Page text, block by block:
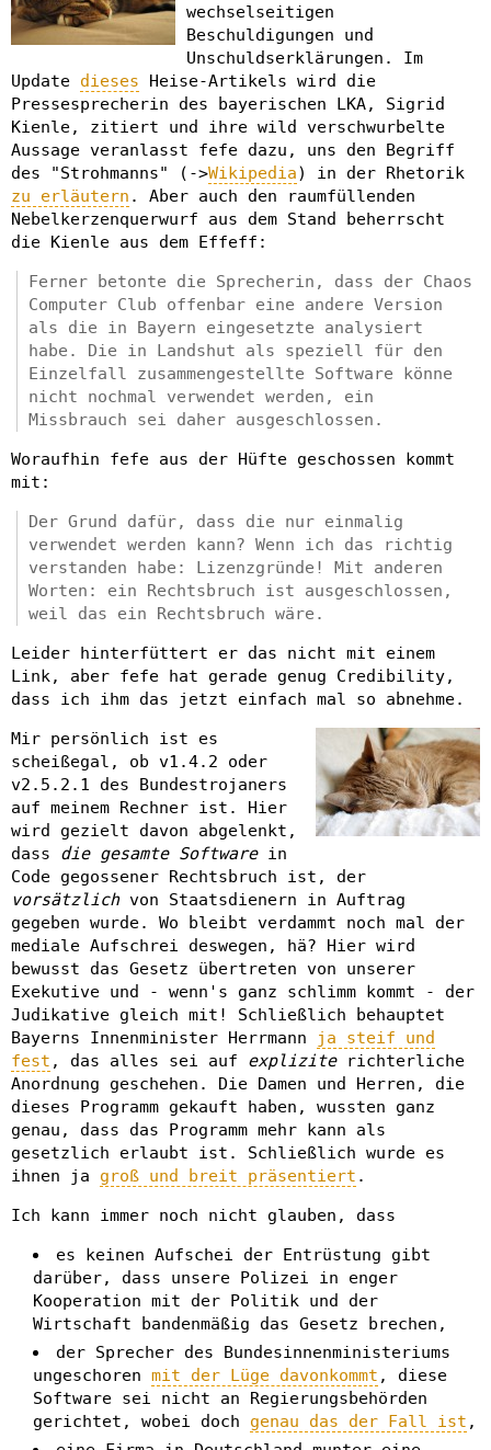
wechselseitigen
Beschuldigungen und
Unschuldserklärungen. Im
Update dieses Heise-Artikels wird die
Pressesprecherin des bayerischen LKA, Sigrid
Kienle, zitiert und ihre wild verschwurbelte
Aussage veranlasst fefe dazu, uns den Begriff
des "Strohmanns" (->Wikipedia) in der Rhetorik
zu erläutern . Aber auch den raumfüllenden
Nebelkerzenquerwurf aus dem Stand beherrscht
die Kienle aus dem Effeff:
Ferner betonte die Sprecherin, dass der Chaos
Computer Club offenbar eine andere Version
als die in Bayern eingesetzte analysiert
habe. Die in Landshut als speziell für den
Einzelfall zusammengestellte Software könne
nicht nochmal verwendet werden, ein
Missbrauch sei daher ausgeschlossen.
Woraufhin fefe aus der Hüfte geschossen kommt
mit:
Der Grund dafür, dass die nur einmalig
verwendet werden kann? Wenn ich das richtig
verstanden habe: Lizenzgründe! Mit anderen
Worten: ein Rechtsbruch ist ausgeschlossen,
weil das ein Rechtsbruch wäre.
Leider hinterfüttert er das nicht mit einem
Link, aber fefe hat gerade genug Credibility,
dass ich ihm das jetzt einfach mal so abnehme.
Mir persönlich ist es
scheißegal, ob v1.4.2 oder
v2.5.2.1 des Bundestrojaners
auf meinem Rechner ist. Hier
wird gezielt davon abgelenkt,
dass die gesamte Softwarein
Code gegossener Rechtsbruch ist, der
vorsätzlichvon Staatsdienern in Auftrag
gegeben wurde. Wo bleibt verdammt noch mal der
mediale Aufschrei deswegen, hä? Hier wird
bewusst das Gesetz übertreten von unserer
Exekutive und - wenn's ganz schlimm kommt - der
Judikative gleich mit! Schließlich behauptet
Bayerns Innenminister Herrmann
ja steif und
fest , das alles sei auf expliziterichterliche
Anordnung geschehen. Die Damen und Herren, die
dieses Programm gekauft haben, wussten ganz
genau, dass das Programm mehr kann als
gesetzlich erlaubt ist. Schließlich wurde es
ihnen ja groß und breit präsentiert .
Ich kann immer noch nicht glauben, dass
es keinen Aufschei der Entrüstung gibt
darüber, dass unsere Polizei in enger
Kooperation mit der Politik und der
Wirtschaft bandenmäßig das Gesetz brechen,
der Sprecher des Bundesinnenministeriums
ungeschoren mit der Lüge davonkommt , diese
Software sei nicht an Regierungsbehörden
gerichtet, wobei doch genau das der Fall ist ,